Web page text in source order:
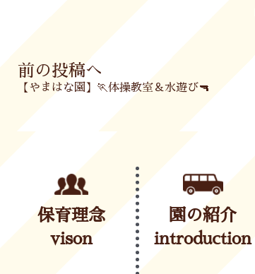
Prev
前の投稿へ
【やまはな園】🏃体操教室＆水遊び🔫
保育理念
vison
園の紹介
introduction